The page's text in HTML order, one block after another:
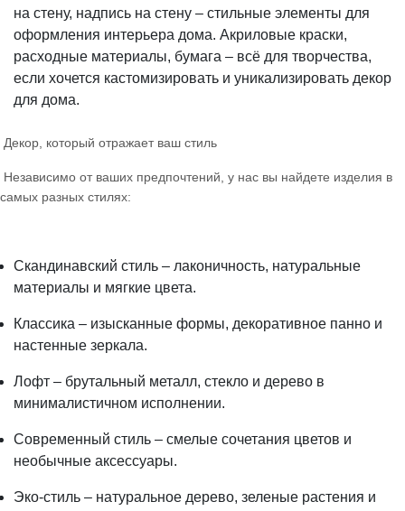
на стену, надпись на стену – стильные элементы для
оформления интерьера дома. Акриловые краски,
расходные материалы, бумага – всё для творчества,
если хочется кастомизировать и уникализировать декор
для дома.
Декор, который отражает ваш стиль
Независимо от ваших предпочтений, у нас вы найдете изделия в
самых разных стилях:
Скандинавский стиль – лаконичность, натуральные
материалы и мягкие цвета.
Классика – изысканные формы, декоративное панно и
настенные зеркала.
Лофт – брутальный металл, стекло и дерево в
минималистичном исполнении.
Современный стиль – смелые сочетания цветов и
необычные аксессуары.
Эко-стиль – натуральное дерево, зеленые растения и